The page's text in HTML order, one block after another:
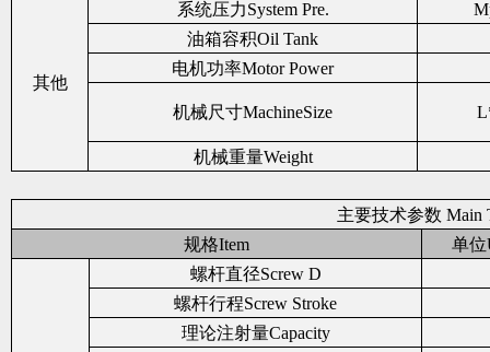
其他
系统压力System Pre.
油箱容积Oil Tank
电机功率Motor Power
机械尺寸MachineSize
机械重量Weight
主要技术参数 Main
规格Item
单位
螺杆直径Screw D
螺杆行程Screw Stroke
理论注射量Capacity